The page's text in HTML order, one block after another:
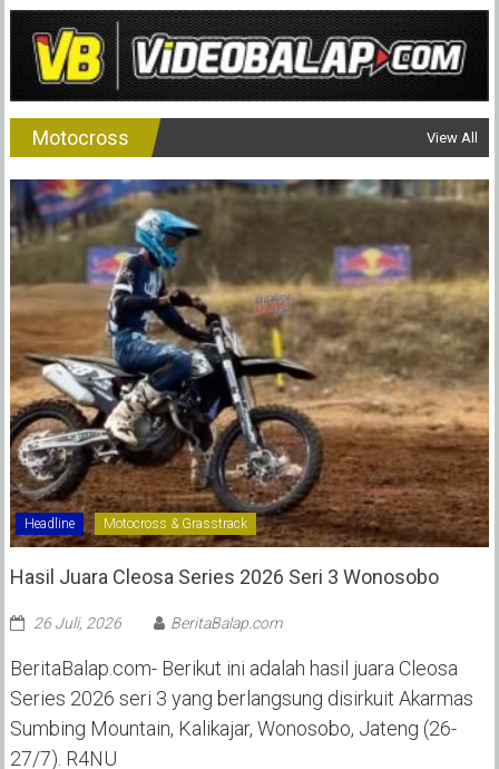
Motocross View All
Headline Motocross & Grasstrack
Hasil Juara Cleosa Series 2026 Seri 3 Wonosobo ‎
26 Juli, 2026 BeritaBalap.com
BeritaBalap.com- Berikut ini adalah hasil juara Cleosa
Series 2026 seri 3 yang berlangsung disirkuit Akarmas
Sumbing Mountain, Kalikajar, Wonosobo, Jateng (26-
27/7). R4NU